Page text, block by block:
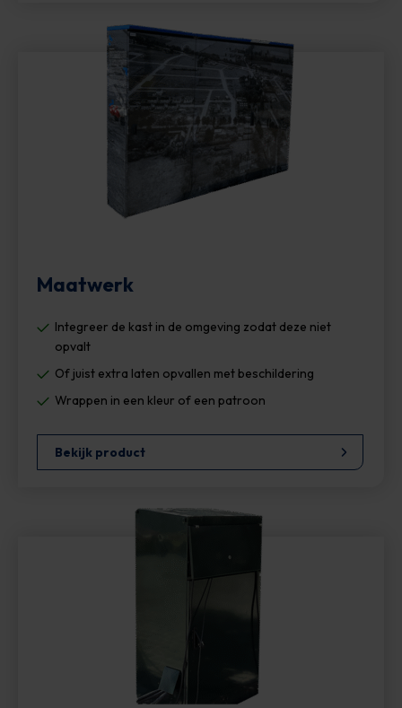
Maatwerk
Integreer de kast in de omgeving zodat deze niet
opvalt
Of juist extra laten opvallen met beschildering
Wrappen in een kleur of een patroon
Bekijk product